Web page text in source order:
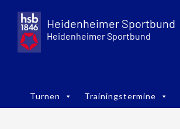
content
Heidenheimer Sportbund
Heidenheimer Sportbund
Turnen Trainingstermine